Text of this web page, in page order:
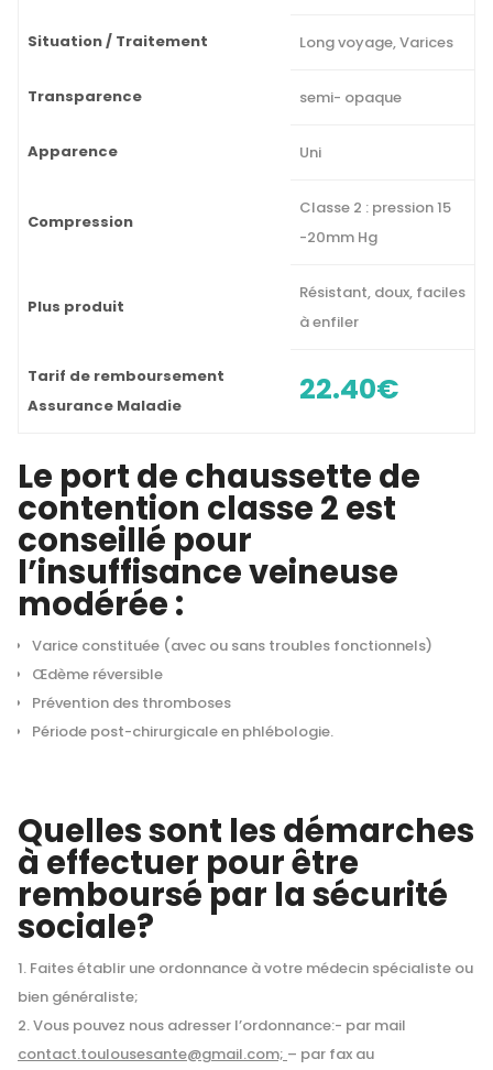
Situation / Traitement Long voyage, Varices
Transparence semi- opaque
Apparence Uni
Compression
Classe 2 : pression 15
-20mm Hg
Plus produit
Résistant, doux, faciles
à enfiler
Tarif de remboursement
Assurance Maladie
22.40€
Le port de chaussette de
contention classe 2 est
conseillé pour
l’insuffisance veineuse
modérée :
Varice constituée (avec ou sans troubles fonctionnels)
Œdème réversible
Prévention des thromboses
Période post-chirurgicale en phlébologie.
Quelles sont les démarches
à effectuer pour être
remboursé par la sécurité
sociale?
Faites établir une ordonnance à votre médecin spécialiste ou
bien généraliste;
Vous pouvez nous adresser l’ordonnance:- par mail
contact.toulousesante@gmail.com; – par fax au